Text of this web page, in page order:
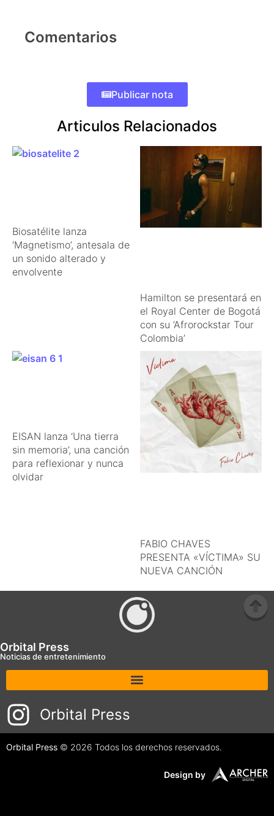
Comentarios
Publicar nota
Articulos Relacionados
Biosatélite lanza
‘Magnetismo’, antesala de
un sonido alterado y
envolvente
Hamilton se presentará en
el Royal Center de Bogotá
con su ‘Afrorockstar Tour
Colombia’
EISAN lanza ‘Una tierra
sin memoria’, una canción
para reflexionar y nunca
olvidar
FABIO CHAVES
PRESENTA «VÍCTIMA» SU
NUEVA CANCIÓN
Orbital Press
Noticias de entretenimiento
Orbital Press
Orbital Press © 2026 Todos los derechos reservados.
Design by